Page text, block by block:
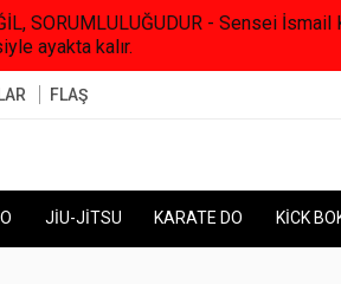
SORUMLULUĞUDUR - Sensei
ayakta kalır.
FLAŞ
JİU-JİTSU KARATE DO KİCK